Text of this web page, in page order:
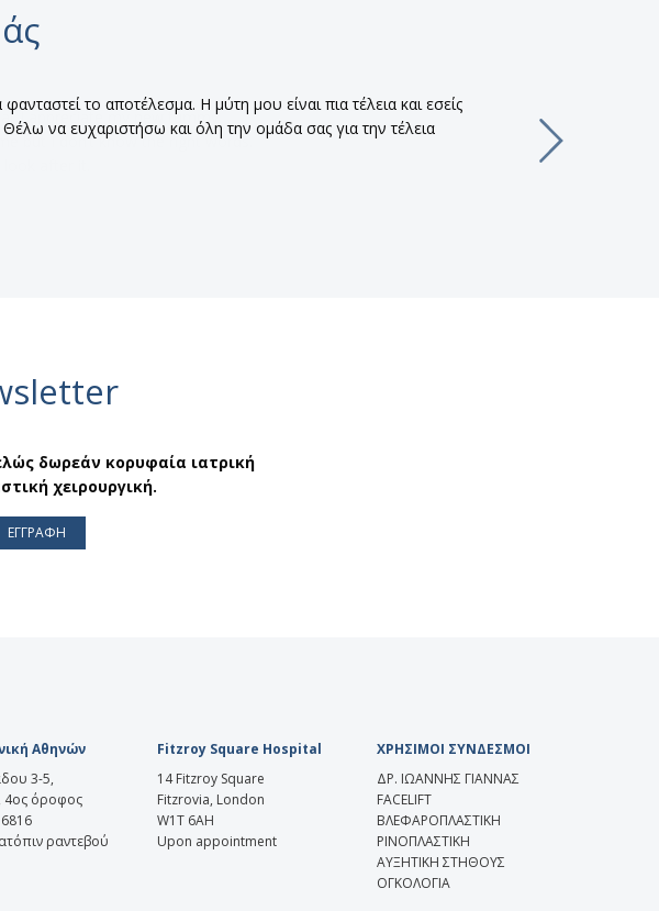
το αποτέλεσμα. Η μύτη μου είναι πια τέλεια και εσείς
να ευχαριστήσω και όλη την ομάδα σας για την τέλεια
δωρεάν κορυφαία ιατρική
χειρουργική.
Αθηνών
3-5,
4ος όροφος
ραντεβού
Fitzroy Square Hospital
14 Fitzroy Square
Fitzrovia, London
W1T 6AH
Upon appointment
ΧΡΗΣΙΜΟΙ ΣΥΝΔΕΣΜΟΙ
ΔΡ. ΙΩΑΝΝΗΣ ΓΙΑΝΝΑΣ
FACELIFT
ΒΛΕΦΑΡΟΠΛΑΣΤΙΚΗ
ΡΙΝΟΠΛΑΣΤΙΚΗ
ΑΥΞΗΤΙΚΗ ΣΤΗΘΟΥΣ
ΟΓΚΟΛΟΓΙΑ